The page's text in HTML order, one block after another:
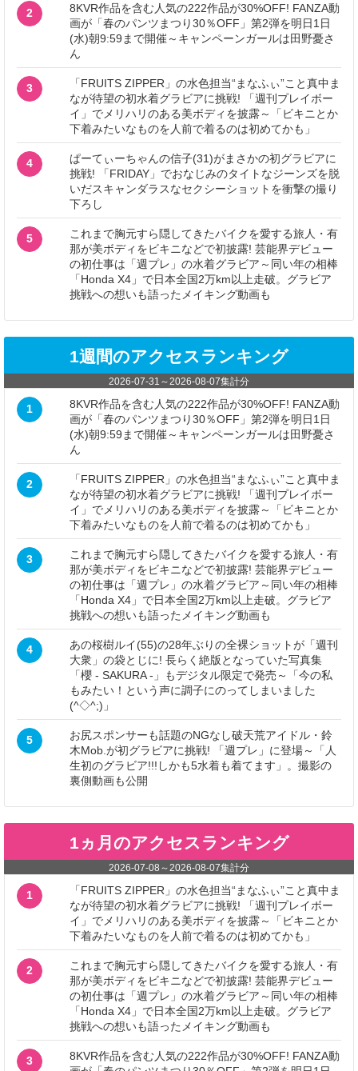
2
8KVR作品を含む人気の222作品が30%OFF! FANZA動
画が「春のパンツまつり30％OFF」第2弾を明日1日
(水)朝9:59まで開催～キャンペーンガールは田野憂さ
ん
3
「FRUITS ZIPPER」の水色担当“まなふぃ”こと真中ま
なが待望の初水着グラビアに挑戦! 「週刊プレイボー
イ」でメリハリのある美ボディを披露～「ビキニとか
下着みたいなものを人前で着るのは初めてかも」
4
ぱーてぃーちゃんの信子(31)がまさかの初グラビアに
挑戦! 「FRIDAY」でおなじみのタイトなジーンズを脱
いだスキャンダラスなセクシーショットを衝撃の撮り
下ろし
5
これまで胸元すら隠してきたバイクを愛する旅人・有
那が美ボディをビキニなどで初披露! 芸能界デビュー
の初仕事は「週プレ」の水着グラビア～同い年の相棒
「Honda X4」で日本全国2万km以上走破。グラビア
挑戦への想いも語ったメイキング動画も
1週間のアクセスランキング
2026-07-31 ～ 2026-08-07集計分
1
8KVR作品を含む人気の222作品が30%OFF! FANZA動
画が「春のパンツまつり30％OFF」第2弾を明日1日
(水)朝9:59まで開催～キャンペーンガールは田野憂さ
ん
2
「FRUITS ZIPPER」の水色担当“まなふぃ”こと真中ま
なが待望の初水着グラビアに挑戦! 「週刊プレイボー
イ」でメリハリのある美ボディを披露～「ビキニとか
下着みたいなものを人前で着るのは初めてかも」
3
これまで胸元すら隠してきたバイクを愛する旅人・有
那が美ボディをビキニなどで初披露! 芸能界デビュー
の初仕事は「週プレ」の水着グラビア～同い年の相棒
「Honda X4」で日本全国2万km以上走破。グラビア
挑戦への想いも語ったメイキング動画も
4
あの桜樹ルイ(55)の28年ぶりの全裸ショットが「週刊
大衆」の袋とじに! 長らく絶版となっていた写真集
「櫻 - SAKURA -」もデジタル限定で発売～「今の私
もみたい！という声に調子にのってしまいました
(^◇^;)」
5
お尻スポンサーも話題のNGなし破天荒アイドル・鈴
木Mob.が初グラビアに挑戦! 「週プレ」に登場～「人
生初のグラビア!!!しかも5水着も着てます」。撮影の
裏側動画も公開
1ヵ月のアクセスランキング
2026-07-08 ～ 2026-08-07集計分
1
「FRUITS ZIPPER」の水色担当“まなふぃ”こと真中ま
なが待望の初水着グラビアに挑戦! 「週刊プレイボー
イ」でメリハリのある美ボディを披露～「ビキニとか
下着みたいなものを人前で着るのは初めてかも」
2
これまで胸元すら隠してきたバイクを愛する旅人・有
那が美ボディをビキニなどで初披露! 芸能界デビュー
の初仕事は「週プレ」の水着グラビア～同い年の相棒
「Honda X4」で日本全国2万km以上走破。グラビア
挑戦への想いも語ったメイキング動画も
3
8KVR作品を含む人気の222作品が30%OFF! FANZA動